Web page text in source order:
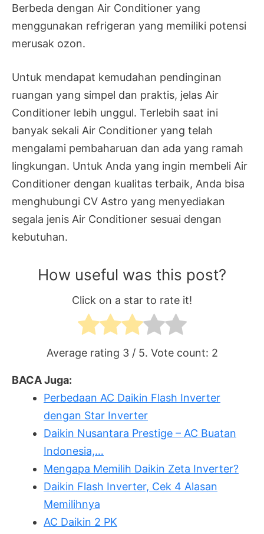
Berbeda dengan Air Conditioner yang
menggunakan refrigeran yang memiliki potensi
merusak ozon.
Untuk mendapat kemudahan pendinginan
ruangan yang simpel dan praktis, jelas Air
Conditioner lebih unggul. Terlebih saat ini
banyak sekali Air Conditioner yang telah
mengalami pembaharuan dan ada yang ramah
lingkungan. Untuk Anda yang ingin membeli Air
Conditioner dengan kualitas terbaik, Anda bisa
menghubungi CV Astro yang menyediakan
segala jenis Air Conditioner sesuai dengan
kebutuhan.
How useful was this post?
Click on a star to rate it!
Average rating 3/ 5. Vote count: 2
BACA Juga:
Perbedaan AC Daikin Flash Inverter
dengan Star Inverter
Daikin Nusantara Prestige – AC Buatan
Indonesia,…
Mengapa Memilih Daikin Zeta Inverter?
Daikin Flash Inverter, Cek 4 Alasan
Memilihnya
AC Daikin 2 PK